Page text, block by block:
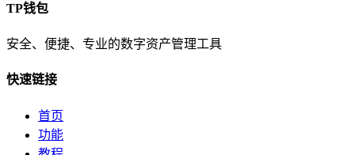
TP钱包
安全、便捷、专业的数字资产管理工具
快速链接
首页
功能